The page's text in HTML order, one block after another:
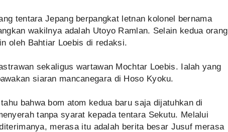
tentara Jepang berpangkat letnan kolonel bernama
wakilnya adalah Utoyo Ramlan. Selain kedua orang
oleh Bahtiar Loebis di redaksi.
sekaligus wartawan Mochtar Loebis. Ialah yang
siaran mancanegara di Hoso Kyoku.
bahwa bom atom kedua baru saja dijatuhkan di
tanpa syarat kepada tentara Sekutu. Melalui
merasa itu adalah berita besar Jusuf merasa